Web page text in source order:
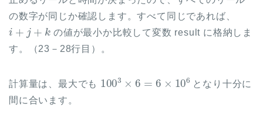
の数字が同じか確認します。すべて同じであれば、
i+ j k
の値が最小か比較して変数 result に格納しま
す。（23－28行目）。
計算量は、最大でも
100 6 × 106
となり十分に
間に合います。